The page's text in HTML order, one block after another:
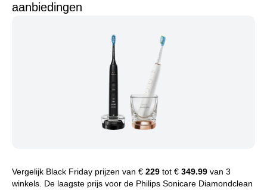
aanbiedingen
Vergelijk Black Friday prijzen van € 229 tot € 349.99 van 3
winkels. De laagste prijs voor de Philips Sonicare Diamondclean